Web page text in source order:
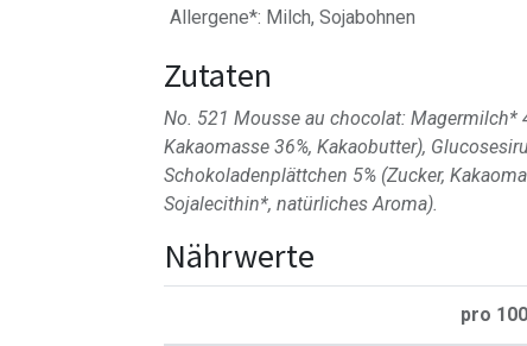
Allergene*: Milch, Sojabohnen
Zutaten
No. 521 Mousse au chocolat: Magermilch*
Kakaomasse 36%, Kakaobutter),
Schokoladenplättchen 5% (Zucker,
Sojalecithin*, natürliches Aroma).
Nährwerte
pro 100